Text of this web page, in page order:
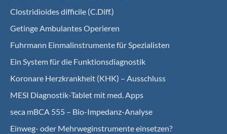
Clostridioides difficile (C.Diff.)
Getinge Ambulantes Operieren
Fuhrmann Einmalinstrumente für Spezialisten
Ein System für die Funktionsdiagnostik
Koro­nare Herz­krank­heit (KHK) – Ausschluss
MESI Diagnostik-Tablet mit med. Apps
seca mBCA 555 – Bio-Impedanz-Analyse
Einweg- oder Mehrweginstrumente einsetzen?